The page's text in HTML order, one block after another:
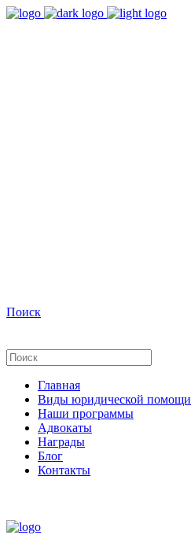
Поиск
Главная
Виды юридической помощи
Наши программы
Адвокаты
Награды
Блог
Контакты